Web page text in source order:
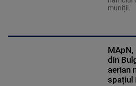
muniții.
din
aerian
spațiul